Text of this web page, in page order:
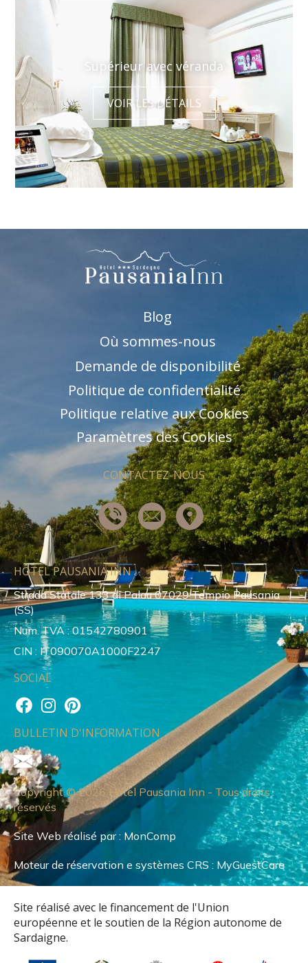
Supérieur avec véranda
VOIR LES DÉTAILS
Blog
Où sommes-nous
Demande de disponibilité
Politique de confidentialité
Politique relative aux Cookies
Paramètres des Cookies
CONTACTEZ-NOUS
HÔTEL PAUSANIA INN
Strada Statale 133 di Palau 07029 Tempio Pausania
(SS)
Num. TVA : 01542780901
CIN : IT090070A1000F2247
SOCIAL
BULLETIN D'INFORMATION
Copyright © 2026 Hotel Pausania Inn - Tous droits
réservés
Site Web réalisé par : MonComp
Moteur de réservation e systèmes CRS : MyGuestCare
Site réalisé avec le financement de l'Union
européenne et le soutien de la Région autonome de
Sardaigne.